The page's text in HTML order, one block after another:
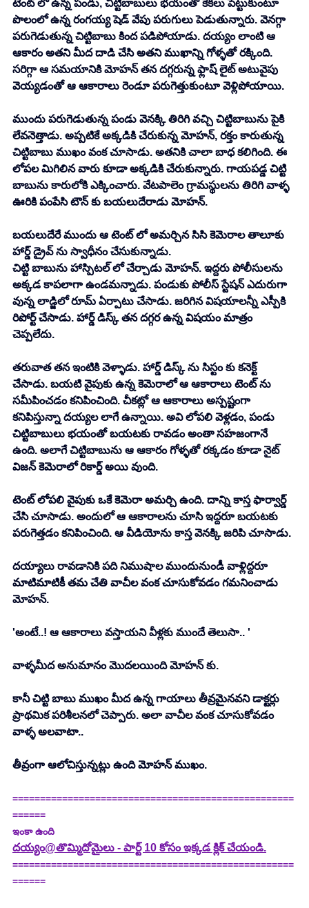
టెంట్ లో ఉన్న పండు, చిట్టిబాబులు భయంతో కేకలు పెట్టుకుంటూ
పొలంలో ఉన్న రంగయ్య షెడ్ వేపు పరుగులు పెడుతున్నారు. వెనగ్గా
పరుగెడుతున్న చిట్టిబాబు కింద పడిపోయాడు. దయ్యం లాంటి ఆ
ఆకారం అతని మీద దాడి చేసి అతని ముఖాన్ని గోళ్ళతో రక్కింది.
సరిగ్గా ఆ సమయానికి మోహన్ తన దగ్గరున్న ఫ్లాష్ లైట్ అటువైపు
వెయ్యడంతో ఆ ఆకారాలు రెండూ పరుగెత్తుకుంటూ వెళ్లిపోయాయి.
ముందు పరుగెడుతున్న పండు వెనక్కి తిరిగి వచ్చి చిట్టిబాబును పైకి
లేవనెత్తాడు. అప్పటికే అక్కడికి చేరుకున్న మోహన్, రక్తం కారుతున్న
చిట్టిబాబు ముఖం వంక చూసాడు. అతనికి చాలా బాధ కలిగింది. ఈ
లోపల మిగిలిన వారు కూడా అక్కడికి చేరుకున్నారు. గాయపడ్డ చిట్టి
బాబును కారులోకి ఎక్కించారు. వేటపాలెం గ్రామస్థులను తిరిగి వాళ్ళ
ఊరికి పంపేసి టౌన్ కు బయలుదేరాడు మోహన్.
బయలుదేరే ముందు ఆ టెంట్ లో అమర్చిన సిసి కెమెరాల తాలూకు
హార్డ్ డ్రైవ్ ను స్వాధీనం చేసుకున్నాడు.
చిట్టి బాబును హాస్పిటల్ లో చేర్చాడు మోహన్. ఇద్దరు పోలీసులను
అక్కడ కాపలాగా ఉండమన్నాడు. పండుకు పోలీస్ స్టేషన్ ఎదురుగా
వున్న లాడ్జిలో రూమ్ ఏర్పాటు చేసాడు. జరిగిన విషయాలన్నీ ఎస్పీకి
రిపోర్ట్ చేసాడు. హార్డ్ డిస్క్ తన దగ్గర ఉన్న విషయం మాత్రం
చెప్పలేదు.
తరువాత తన ఇంటికి వెళ్ళాడు. హార్డ్ డిస్క్ ను సిస్టం కు కనెక్ట్
చేసాడు. బయటి వైపుకు ఉన్న కెమెరాలో ఆ ఆకారాలు టెంట్ ను
సమీపించడం కనిపించింది. చీకట్లో ఆ ఆకారాలు అస్పష్టంగా
కనిపిస్తున్నా దయ్యల లాగే ఉన్నాయి. అవి లోపలి వెళ్లడం, పండు
చిట్టిబాబులు భయంతో బయటకు రావడం అంతా సహజంగానే
ఉంది. అలాగే చిట్టిబాబును ఆ ఆకారం గోళ్ళతో రక్కడం కూడా నైట్
విజన్ కెమెరాలో రికార్డ్ అయి వుంది.
టెంట్ లోపలి వైపుకు ఒకే కెమెరా అమర్చి ఉంది. దాన్ని కాస్త ఫార్వార్డ్
చేసి చూసాడు. అందులో ఆ ఆకారాలను చూసి ఇద్దరూ బయటకు
పరుగెత్తడం కనిపించింది. ఆ వీడియోను కాస్త వెనక్కి జరిపి చూసాడు.
దయ్యాలు రావడానికి పది నిముషాల ముందునుండీ వాళ్లిద్దరూ
మాటిమాటికీ తమ చేతి వాచీల వంక చూసుకోవడం గమనించాడు
మోహన్.
'అంటే..! ఆ ఆకారాలు వస్తాయని వీళ్లకు ముందే తెలుసా.. '
వాళ్ళమీద అనుమానం మొదలయింది మోహన్ కు.
కానీ చిట్టి బాబు ముఖం మీద ఉన్న గాయాలు తీవ్రమైనవని డాక్టర్లు
ప్రాథమిక పరిశీలనలో చెప్పారు. అలా వాచీల వంక చూసుకోవడం
వాళ్ళ అలవాటా..
తీవ్రంగా ఆలోచిస్తున్నట్లు ఉంది మోహన్ ముఖం.
===================================================
======
ఇంకా ఉంది
దయ్యం@తొమ్మిదోమైలు - పార్ట్ 10 కోసం ఇక్కడ క్లిక్ చేయండి.
===================================================
======